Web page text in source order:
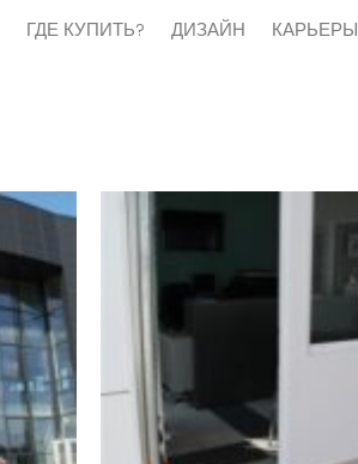
ГДЕ КУПИТЬ? ДИЗАЙН КАРЬЕРЫ